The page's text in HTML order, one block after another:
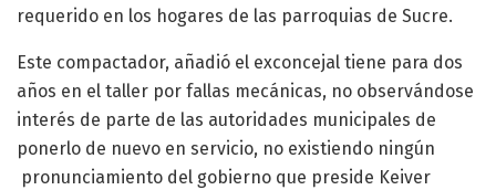
requerido en los hogares de las parroquias de Sucre.
Este compactador, añadió el exconcejal tiene para dos
años en el taller por fallas mecánicas, no observándose
interés de parte de las autoridades municipales de
ponerlo de nuevo en servicio, no existiendo ningún
pronunciamiento del gobierno que preside Keiver